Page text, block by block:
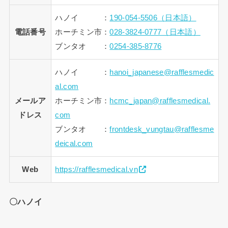
電話番号
ハノイ ： 190-054-5506（日本語）
ホーチミン市：028-3824-0777（日本語）
ブンタオ ：0254-385-8776
メールア
ドレス
ハノイ ： hanoi_japanese@rafflesmedic
al.com
ホーチミン市： hcmc_japan@rafflesmedical.
com
ブンタオ ：frontdesk_vungtau@rafflesme
deical.com
Web https://rafflesmedical.vn
〇ハノイ